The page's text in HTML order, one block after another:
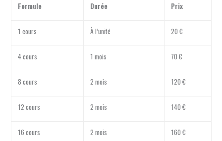
Formule Durée Prix
1 cours À l’unité 20 €
4 cours 1 mois 70 €
8 cours 2 mois 120 €
12 cours 2 mois 140 €
16 cours 2 mois 160 €